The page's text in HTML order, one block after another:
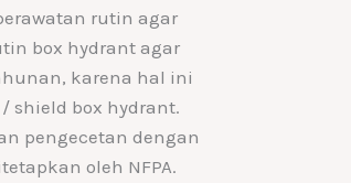
rutin agar
box hydrant agar
karena hal ini
shield box hydrant.
pengecetan dengan
oleh NFPA.